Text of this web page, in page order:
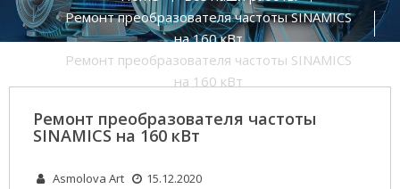
Ремонт преобразователя частоты SINAMICS
на 160 кВт
Ремонт преобразователя частоты SINAMICS
на 160 кВт
Ремонт преобразователя частоты
SINAMICS на 160 кВт
Asmolova Art 15.12.2020